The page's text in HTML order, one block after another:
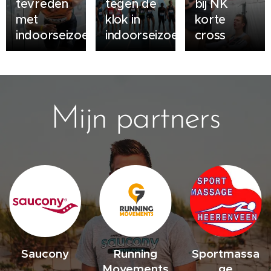
tevreden
met
indoorseizoen
tegen de
klok in
indoorseizoen
bij NK
korte
cross
Mijn partners
Saucony
Running
Sportmassa